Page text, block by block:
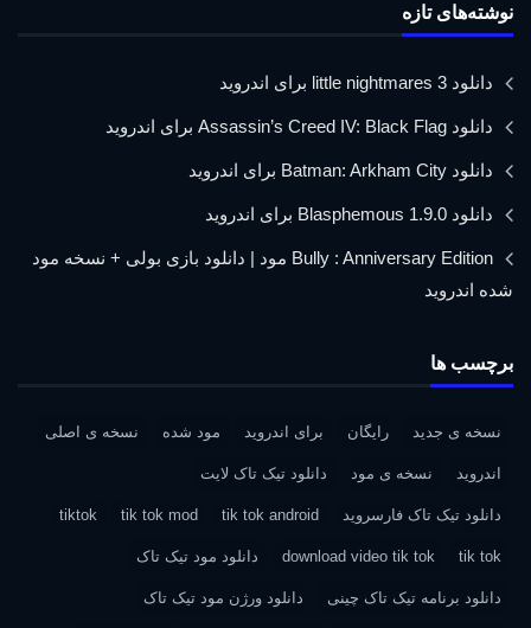
نوشته‌های تازه
دانلود little nightmares 3 برای اندروید
دانلود Assassin’s Creed IV: Black Flag برای اندروید
دانلود Batman: Arkham City برای اندروید
دانلود Blasphemous 1.9.0 برای اندروید
Bully : Anniversary Edition مود | دانلود بازی بولی + نسخه مود
شده اندروید
برچسب ها
نسخه ی جدید رایگان برای اندروید مود شده نسخه ی اصلی
اندروید نسخه ی مود دانلود تیک تاک لایت
دانلود تیک تاک فارسروید tik tok android
tik tok mod
tiktok
tik tok
download video tik tok دانلود مود تیک تاک
دانلود برنامه تیک تاک چینی دانلود ورژن مود تیک تاک